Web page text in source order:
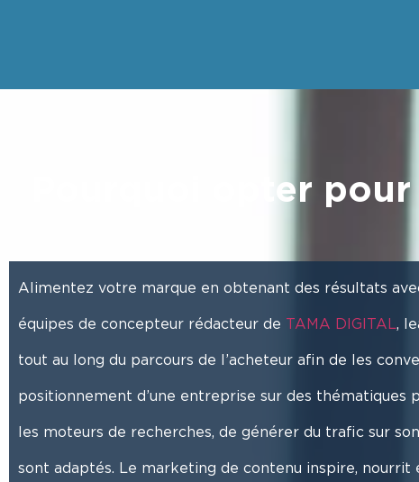
Pourquoi opter
Alimentez votre marque en obtenant des résultats
équipes de concepteur rédacteur de TAMA DIGITAL,
tout au long du parcours de l’acheteur afin de les
positionnement d’une entreprise sur des thématiques
les moteurs de recherches, de générer du trafic sur
sont adaptés. Le marketing de contenu inspire,